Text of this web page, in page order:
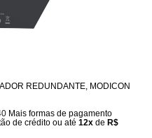
REDUNDANTE, MODICON
Mais formas de pagamento
de crédito ou até12x de R$